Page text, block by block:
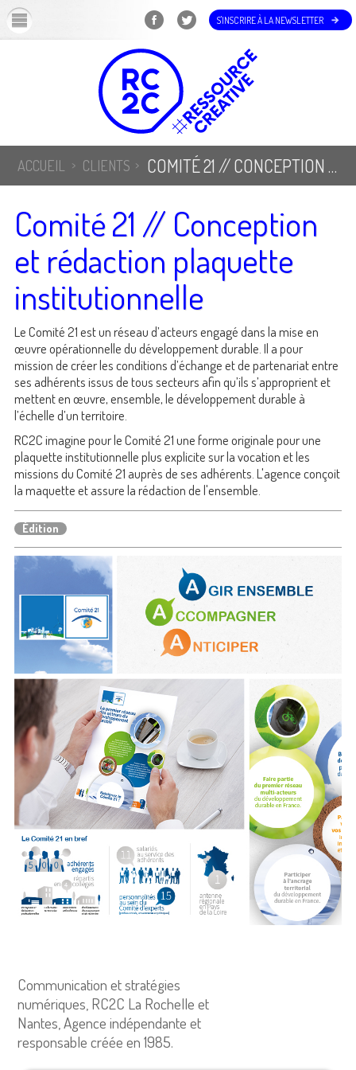
S'INSCRIRE À LA NEWSLETTER
ACCUEIL CLIENTS COMITÉ 21 // CONCEPTION ET RÉDACTION PLAQUETTE INSTITUTIONNELLE
Comité 21 // Conception
et rédaction plaquette
institutionnelle
Le Comité 21 est un réseau d’acteurs engagé dans la mise en
œuvre opérationnelle du développement durable. Il a pour
mission de créer les conditions d’échange et de partenariat entre
ses adhérents issus de tous secteurs afin qu’ils s’approprient et
mettent en œuvre, ensemble, le développement durable à
l’échelle d’un territoire.
RC2C imagine pour le Comité 21 une forme originale pour une
plaquette institutionnelle plus explicite sur la vocation et les
missions du Comité 21 auprès de ses adhérents. L'agence conçoit
la maquette et assure la rédaction de l'ensemble.
Édition
Communication et stratégies
numériques, RC2C La Rochelle et
Nantes, Agence indépendante et
responsable créée en 1985.